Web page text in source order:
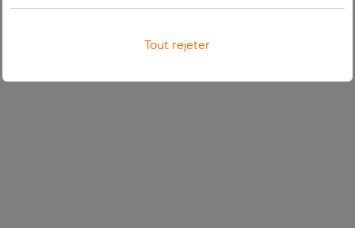
Tout rejeter